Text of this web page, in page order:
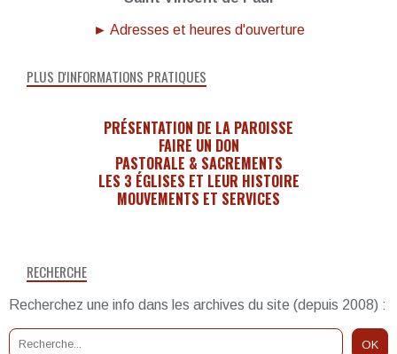
RECHERCHE
Recherchez une info dans les archives du site (depuis 2008) :
► Adresses et heures d'ouverture
PLUS D'INFORMATIONS PRATIQUES
PRÉSENTATION DE LA PAROISSE
FAIRE UN DON
PASTORALE & SACREMENTS
LES 3 ÉGLISES ET LEUR HISTOIRE
MOUVEMENTS ET SERVICES